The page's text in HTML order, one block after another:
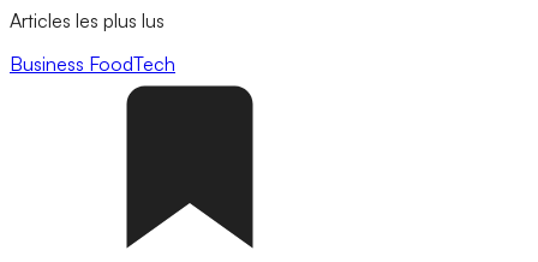
Articles les plus lus
Business FoodTech